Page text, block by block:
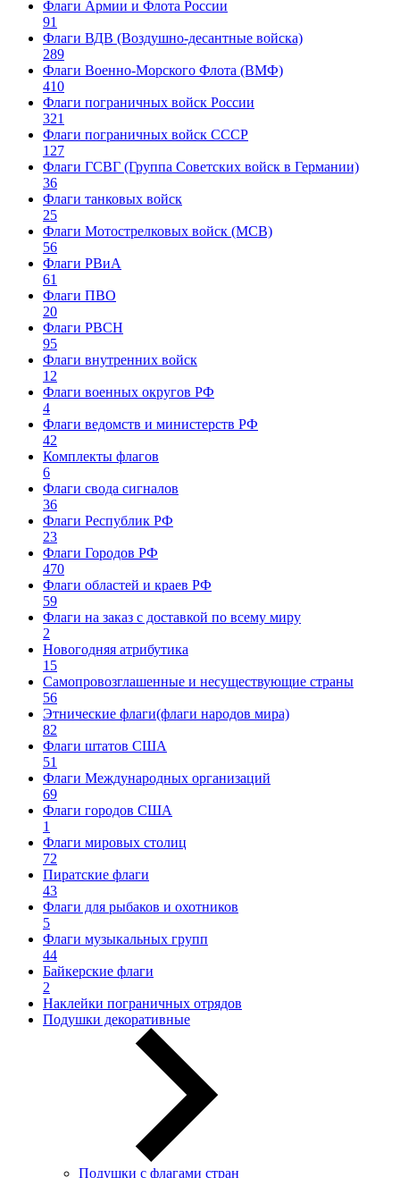
Флаги Армии и Флота России
91
Флаги ВДВ (Воздушно-десантные войска)
289
Флаги Военно-Морского Флота (ВМФ)
410
Флаги пограничных войск России
321
Флаги пограничных войск СССР
127
Флаги ГСВГ (Группа Советских войск в Германии)
36
Флаги танковых войск
25
Флаги Мотострелковых войск (МСВ)
56
Флаги РВиА
61
Флаги ПВО
20
Флаги РВСН
95
Флаги внутренних войск
12
Флаги военных округов РФ
4
Флаги ведомств и министерств РФ
42
Комплекты флагов
6
Флаги свода сигналов
36
Флаги Республик РФ
23
Флаги Городов РФ
470
Флаги областей и краев РФ
59
Флаги на заказ с доставкой по всему миру
2
Новогодняя атрибутика
15
Самопровозглашенные и несуществующие страны
56
Этнические флаги(флаги народов мира)
82
Флаги штатов США
51
Флаги Международных организаций
69
Флаги городов США
1
Флаги мировых столиц
72
Пиратские флаги
43
Флаги для рыбаков и охотников
5
Флаги музыкальных групп
44
Байкерские флаги
2
Наклейки пограничных отрядов
Подушки декоративные
Подушки с флагами стран